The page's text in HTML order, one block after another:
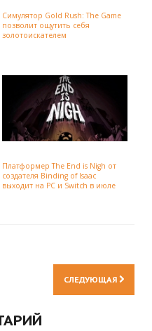
Симулятор Gold Rush: The Game
позволит ощутить себя
золотоискателем
Платформер The End is Nigh от
создателя Binding of Isaac
выходит на PC и Switch в июле
СЛЕДУЮЩАЯ